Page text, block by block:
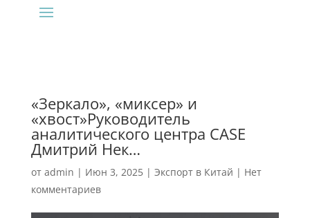
«Зеркало», «миксер» и
«хвост»Руководитель
аналитического центра CASE
Дмитрий Нек…
от admin | Июн 3, 2025| Экспорт в Китай | Нет
комментариев